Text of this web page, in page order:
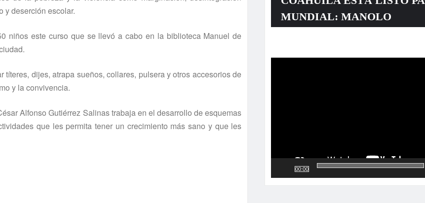
y deserción escolar.
niños este curso que se llevó a cabo en la biblioteca Manuel de
dijes, atrapa sueños, collares, pulsera y otros accesorios de
y la convivencia.
Alfonso Gutiérrez Salinas trabaja en el desarrollo de esquemas
que les permita tener un crecimiento más sano y que les
MUNDIAL: MANOLO
00:00